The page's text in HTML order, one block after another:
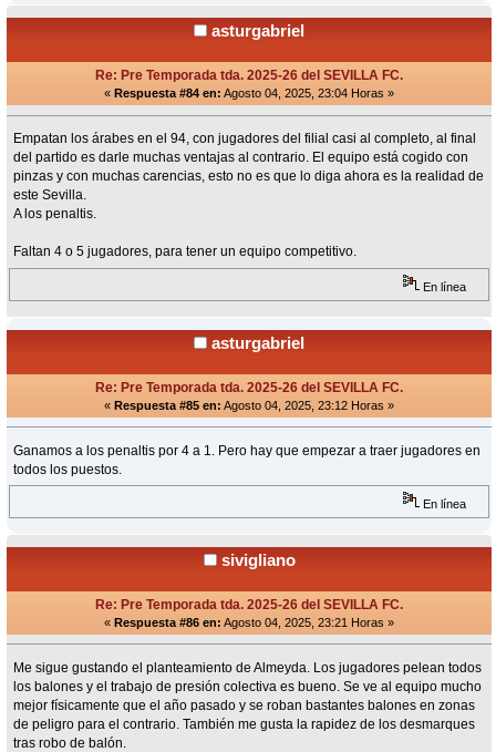
asturgabriel
Re: Pre Temporada tda. 2025-26 del SEVILLA FC.
« Respuesta #84 en: Agosto 04, 2025, 23:04 Horas »
Empatan los árabes en el 94, con jugadores del filial casi al completo, al final
del partido es darle muchas ventajas al contrario. El equipo está cogido con
pinzas y con muchas carencias, esto no es que lo diga ahora es la realidad de
este Sevilla.
A los penaltis.
Faltan 4 o 5 jugadores, para tener un equipo competitivo.
En línea
asturgabriel
Re: Pre Temporada tda. 2025-26 del SEVILLA FC.
« Respuesta #85 en: Agosto 04, 2025, 23:12 Horas »
Ganamos a los penaltis por 4 a 1. Pero hay que empezar a traer jugadores en
todos los puestos.
En línea
sivigliano
Re: Pre Temporada tda. 2025-26 del SEVILLA FC.
« Respuesta #86 en: Agosto 04, 2025, 23:21 Horas »
Me sigue gustando el planteamiento de Almeyda. Los jugadores pelean todos
los balones y el trabajo de presión colectiva es bueno. Se ve al equipo mucho
mejor físicamente que el año pasado y se roban bastantes balones en zonas
de peligro para el contrario. También me gusta la rapidez de los desmarques
tras robo de balón.